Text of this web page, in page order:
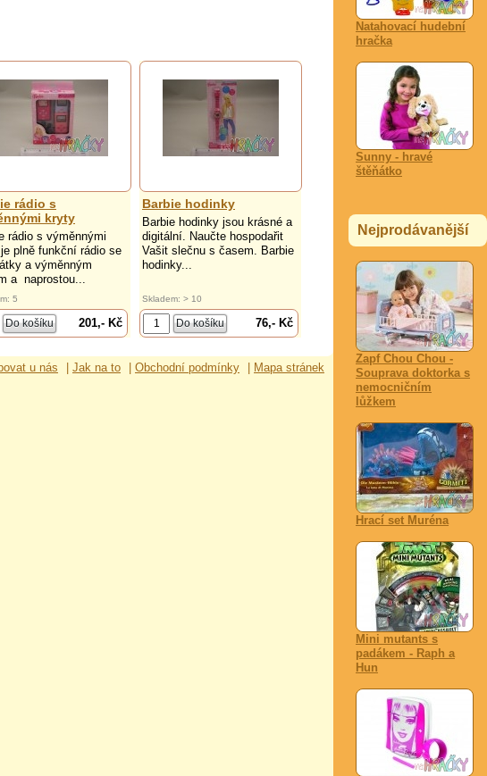
Natahovací hudební
hračka
Sunny - hravé
štěňátko
Nejprodávanější
Zapf Chou Chou -
Souprava doktorka s
nemocničním
lůžkem
Hrací set Muréna
Mini mutants s
padákem - Raph a
Hun
rádio s
kryty
rádio s výměnnými
plně funkční rádio se
a výměnným
a naprostou...
5
201,- Kč
Barbie hodinky
Barbie hodinky jsou krásné a
digitální. Naučte hospodařit
Vašit slečnu s časem. Barbie
hodinky...
Skladem: > 10
76,- Kč
u nás Jak na to Obchodní podmínky Mapa stránek